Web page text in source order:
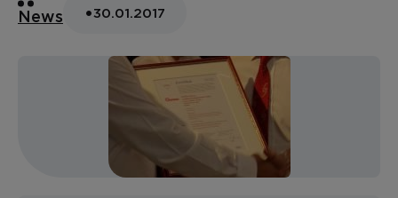
News •30.01.2017